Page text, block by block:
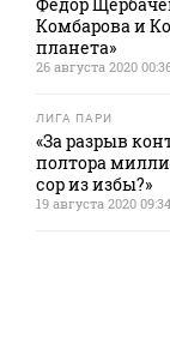
Комбарова и
планета»
26 августа 2020
ЛИГА ПАРИ
«За разрыв
полтора
сор из избы?»
19 августа 2020 09:34